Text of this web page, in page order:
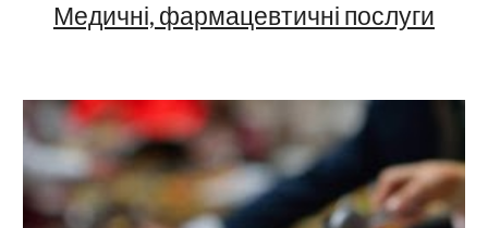
Медичні, фармацевтичні послуги